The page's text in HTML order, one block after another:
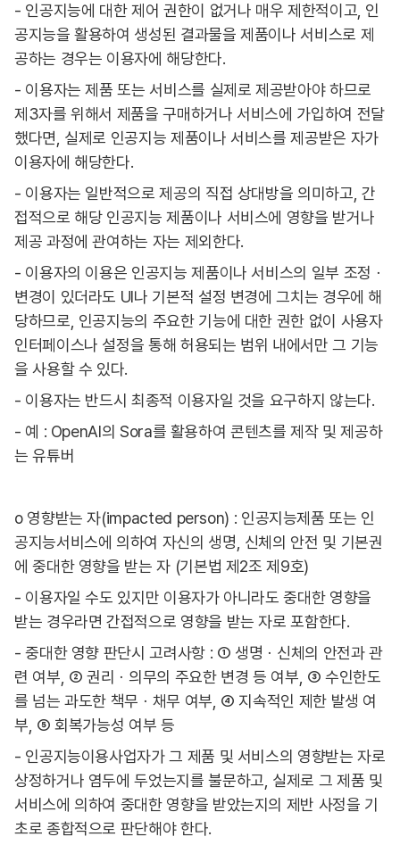
- 인공지능에 대한 제어 권한이 없거나 매우 제한적이고, 인
공지능을 활용하여 생성된 결과물을 제품이나 서비스로 제
공하는 경우는 이용자에 해당한다.
- 이용자는 제품 또는 서비스를 실제로 제공받아야 하므로
제3자를 위해서 제품을 구매하거나 서비스에 가입하여 전달
했다면, 실제로 인공지능 제품이나 서비스를 제공받은 자가
이용자에 해당한다.
- 이용자는 일반적으로 제공의 직접 상대방을 의미하고, 간
접적으로 해당 인공지능 제품이나 서비스에 영향을 받거나
제공 과정에 관여하는 자는 제외한다.
- 이용자의 이용은 인공지능 제품이나 서비스의 일부 조정ㆍ
변경이 있더라도 UI나 기본적 설정 변경에 그치는 경우에 해
당하므로, 인공지능의 주요한 기능에 대한 권한 없이 사용자
인터페이스나 설정을 통해 허용되는 범위 내에서만 그 기능
을 사용할 수 있다.
- 이용자는 반드시 최종적 이용자일 것을 요구하지 않는다.
- 예 : OpenAI의 Sora를 활용하여 콘텐츠를 제작 및 제공하
는 유튜버
o 영향받는 자(impacted person) : 인공지능제품 또는 인
공지능서비스에 의하여 자신의 생명, 신체의 안전 및 기본권
에 중대한 영향을 받는 자 (기본법 제2조 제9호)
- 이용자일 수도 있지만 이용자가 아니라도 중대한 영향을
받는 경우라면 간접적으로 영향을 받는 자로 포함한다.
- 중대한 영향 판단시 고려사항 : ① 생명ㆍ신체의 안전과 관
련 여부, ② 권리ㆍ의무의 주요한 변경 등 여부, ③ 수인한도
를 넘는 과도한 책무ㆍ채무 여부, ④ 지속적인 제한 발생 여
부, ⑤ 회복가능성 여부 등
- 인공지능이용사업자가 그 제품 및 서비스의 영향받는 자로
상정하거나 염두에 두었는지를 불문하고, 실제로 그 제품 및
서비스에 의하여 중대한 영향을 받았는지의 제반 사정을 기
초로 종합적으로 판단해야 한다.